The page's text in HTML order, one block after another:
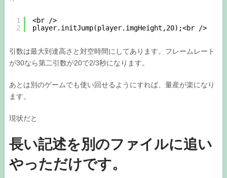
1
2
<br />
player.initJump(player.imgHeight,20);<br />
引数は最大到達高さと対空時間にしてあります。フレームレート
が30なら第二引数が20で2/3秒になります。
あとは別のゲームでも使い回せるようにすれば、量産が楽になり
ます。
現状だと
長い記述を別のファイルに追い
やっただけです。